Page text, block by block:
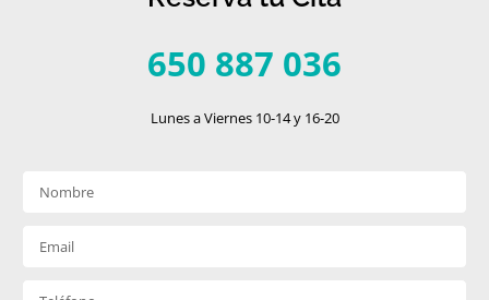
650 887 036
Lunes a Viernes 10-14 y 16-20